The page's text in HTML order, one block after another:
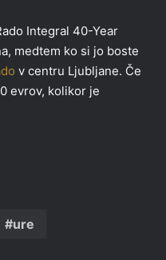
Integral 40-Year
medtem ko si jo boste
v centru Ljubljane. Če
evrov, kolikor je
ure